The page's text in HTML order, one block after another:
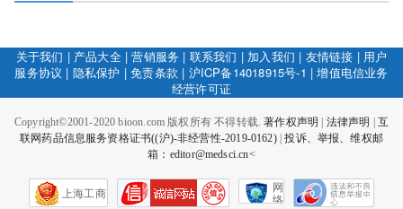
关于我们 | 产品大全|营销服务 | 联系我们 | 加入我们 | 友情链接 | 用户
服务协议 | 隐私保护 |免责条款 | 沪ICP备14018915号-1 |增值电信业务
经营许可证
Copyright©2001-2020 bioon.com 版权所有 不得转载.著作权声明 法律声明
互
联网药品信息服务资格证书((沪)-非经营性-2019-0162)|投诉、举报、维权邮
箱：editor@medsci.cn<
上海工商
网
络